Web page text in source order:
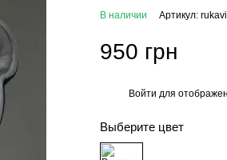
В наличии Артикул:
950 грн
Войти для
Выберите цвет